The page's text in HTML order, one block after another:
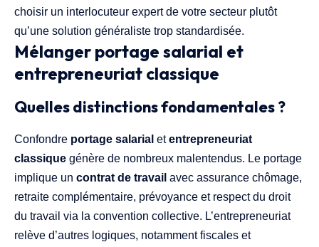
choisir un interlocuteur expert de votre secteur plutôt
qu’une solution généraliste trop standardisée.
Mélanger portage salarial et
entrepreneuriat classique
Quelles distinctions fondamentales ?
Confondre portage salarial etentrepreneuriat
classique génère de nombreux malentendus. Le portage
implique un contrat de travail avec assurance chômage,
retraite complémentaire, prévoyance et respect du droit
du travail via la convention collective. L’entrepreneuriat
relève d’autres logiques, notamment fiscales et